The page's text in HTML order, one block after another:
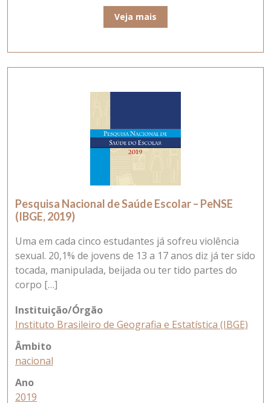
Veja mais
Pesquisa Nacional de Saúde Escolar – PeNSE
(IBGE, 2019)
Uma em cada cinco estudantes já sofreu violência
sexual. 20,1% de jovens de 13 a 17 anos diz já ter sido
tocada, manipulada, beijada ou ter tido partes do
corpo […]
Instituição/Órgão
Instituto Brasileiro de Geografia e Estatística (IBGE)
Âmbito
nacional
Ano
2019